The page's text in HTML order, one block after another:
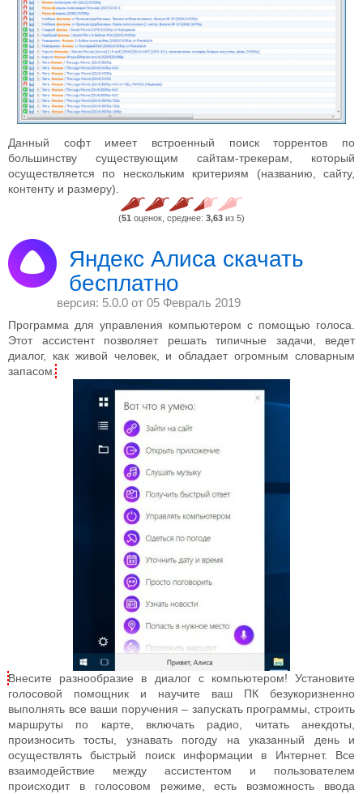
Данный софт имеет встроенный поиск торрентов по
большинству существующим сайтам-трекерам, который
осуществляется по нескольким критериям (названию, сайту,
контенту и размеру).
(51 оценок, среднее: 3,63 из 5)
Яндекс Алиса скачать
бесплатно
версия: 5.0.0 от 05 Февраль 2019
Программа для управления компьютером с помощью голоса.
Этот ассистент позволяет решать типичные задачи, ведет
диалог, как живой человек, и обладает огромным словарным
запасом.
Внесите разнообразие в диалог с компьютером! Установите
голосовой помощник и научите ваш ПК безукоризненно
выполнять все ваши поручения – запускать программы, строить
маршруты по карте, включать радио, читать анекдоты,
произносить тосты, узнавать погоду на указанный день и
осуществлять быстрый поиск информации в Интернет. Все
взаимодействие между ассистентом и пользователем
происходит в голосовом режиме, есть возможность ввода